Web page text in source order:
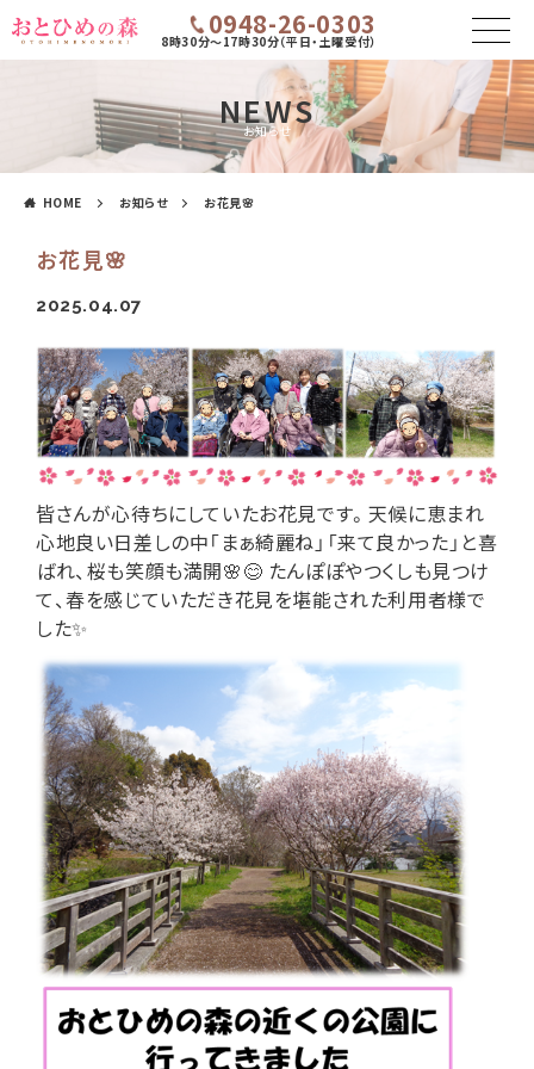
0948-26-0303
8時30分～17時30分（平日・土曜受付）
NEWS
お知らせ
HOME お知らせ お花見🌸
お花見🌸
2025.04.07
皆さんが心待ちにしていたお花見です。天候に恵まれ
心地良い日差しの中「まぁ綺麗ね」「来て良かった」と喜
ばれ、桜も笑顔も満開🌸😊 たんぽぽやつくしも見つけ
て、春を感じていただき花見を堪能された利用者様で
した✨